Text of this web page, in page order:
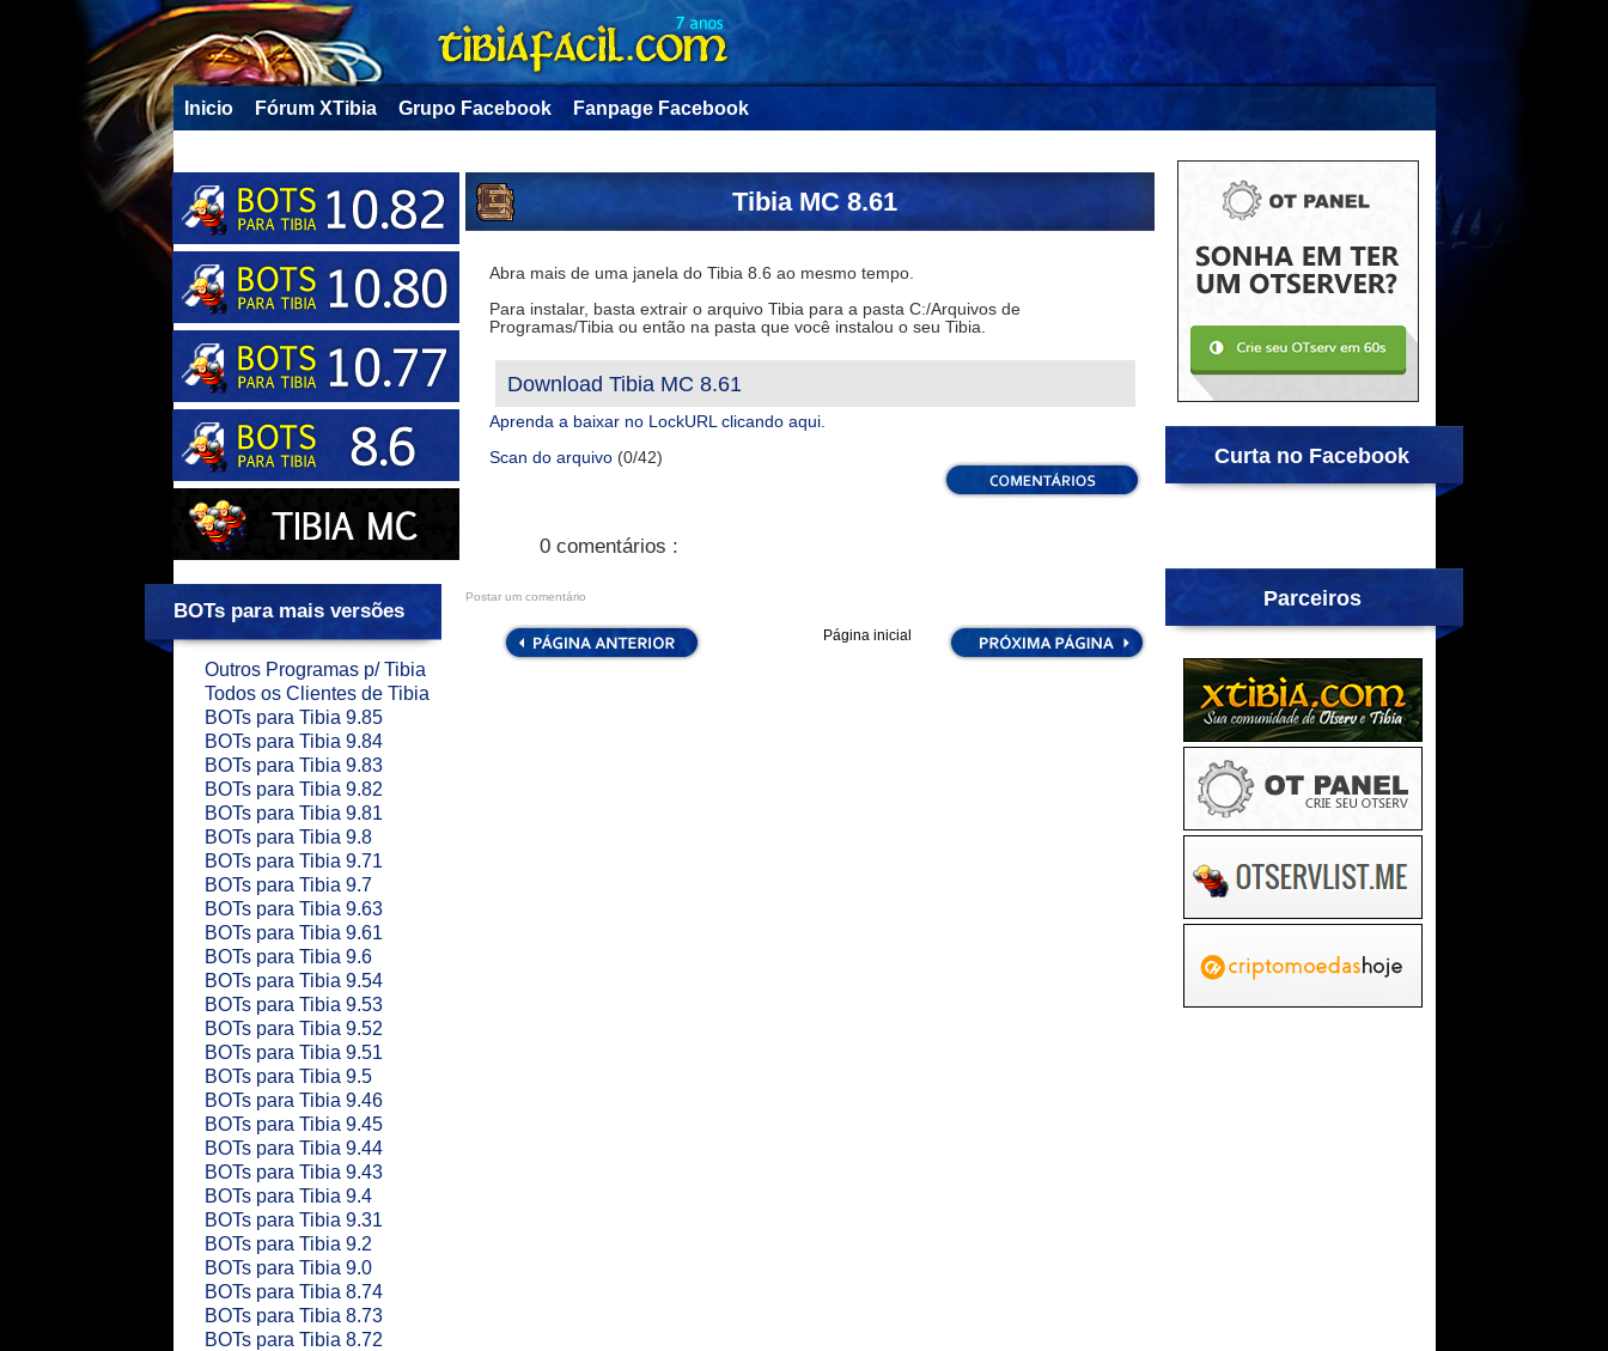
Inicio Fórum XTibia Grupo Facebook Fanpage Facebook
BOTs para mais versões
Outros Programas p/ Tibia
Todos os Clientes de Tibia
BOTs para Tibia 9.85
BOTs para Tibia 9.84
BOTs para Tibia 9.83
BOTs para Tibia 9.82
BOTs para Tibia 9.81
BOTs para Tibia 9.8
BOTs para Tibia 9.71
BOTs para Tibia 9.7
BOTs para Tibia 9.63
BOTs para Tibia 9.61
BOTs para Tibia 9.6
BOTs para Tibia 9.54
BOTs para Tibia 9.53
BOTs para Tibia 9.52
BOTs para Tibia 9.51
BOTs para Tibia 9.5
BOTs para Tibia 9.46
BOTs para Tibia 9.45
BOTs para Tibia 9.44
BOTs para Tibia 9.43
BOTs para Tibia 9.4
BOTs para Tibia 9.31
BOTs para Tibia 9.2
BOTs para Tibia 9.0
BOTs para Tibia 8.74
BOTs para Tibia 8.73
BOTs para Tibia 8.72
Tibia MC 8.61
Abra mais de uma janela do Tibia 8.6 ao mesmo tempo.
Para instalar, basta extrair o arquivo Tibia para a pasta C:/Arquivos de
Programas/Tibia ou então na pasta que você instalou o seu Tibia.
Download Tibia MC 8.61
Aprenda a baixar no LockURL clicando aqui.
Scan do arquivo(0/42)
0 comentários :
Postar um comentário
Página inicial
Curta no Facebook
Parceiros